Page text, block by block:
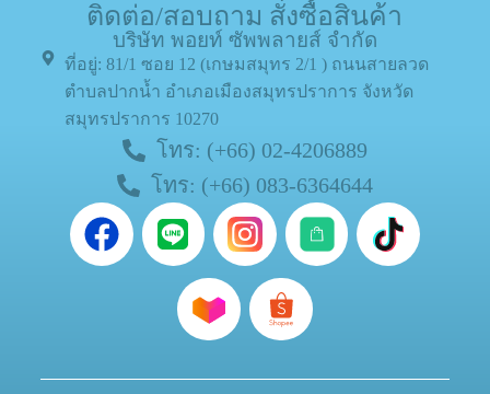
ติดต่อ/สอบถาม สั่งซื้อสินค้า
บริษัท พอยท์ ซัพพลายส์ จำกัด
ที่อยู่: 81/1 ซอย 12 (เกษมสมุทร 2/1 ) ถนนสายลวด
ตำบลปากน้ำ อำเภอเมืองสมุทรปราการ จังหวัด
สมุทรปราการ 10270
โทร: (+66) 02-4206889
โทร: (+66) 083-6364644